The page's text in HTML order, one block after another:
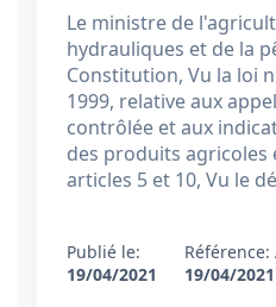
Le ministre de
hydrauliques et de la
Constitution, Vu la loi
1999, relative aux
contrôlée et aux
des produits agricoles
articles 5 et 10, Vu le
Publié le:
19/04/2021
Référence:
19/04/2021